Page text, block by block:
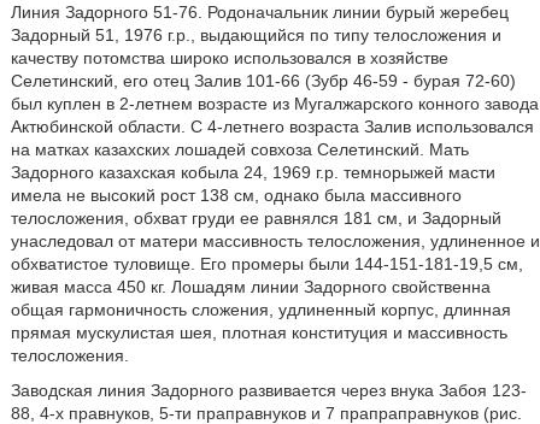
Линия Задорного 51-76. Родоначальник линии бурый жеребец
Задорный 51, 1976 г.р., выдающийся по типу телосложения и
качеству потомства широко использовался в хозяйстве
Селетинский, его отец Залив 101-66 (Зубр 46-59 - бурая 72-60)
был куплен в 2-летнем возрасте из Мугалжарского конного завода
Актюбинской области. С 4-летнего возраста Залив использовался
на матках казахских лошадей совхоза Селетинский. Мать
Задорного казахская кобыла 24, 1969 г.р. темнорыжей масти
имела не высокий рост 138 см, однако была массивного
телосложения, обхват груди ее равнялся 181 см, и Задорный
унаследовал от матери массивность телосложения, удлиненное и
обхватистое туловище. Его промеры были 144-151-181-19,5 см,
живая масса 450 кг. Лошадям линии Задорного свойственна
общая гармоничность сложения, удлиненный корпус, длинная
прямая мускулистая шея, плотная конституция и массивность
телосложения.
Заводская линия Задорного развивается через внука Забоя 123-
88, 4-х правнуков, 5-ти праправнуков и 7 прапраправнуков (рис.